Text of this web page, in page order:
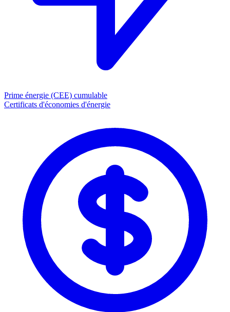
Prime énergie (CEE) cumulable
Certificats d'économies d'énergie